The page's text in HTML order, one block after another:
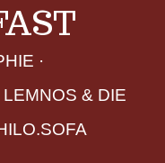
LEMNOS & DIE